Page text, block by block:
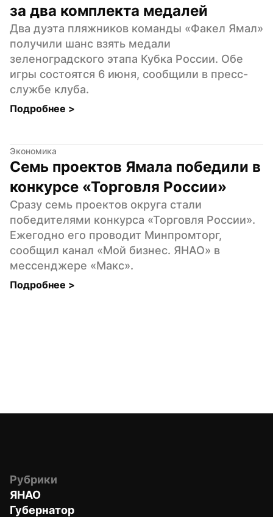
за два комплекта медалей
Два дуэта пляжников команды «Факел Ямал»
получили шанс взять медали
зеленоградского этапа Кубка России. Обе
игры состоятся 6 июня, сообщили в пресс-
службе клуба.
Подробнее >
Экономика
Семь проектов Ямала победили в
конкурсе «Торговля России»
Сразу семь проектов округа стали
победителями конкурса «Торговля России».
Ежегодно его проводит Минпромторг,
сообщил канал «Мой бизнес. ЯНАО» в
мессенджере «Макс».
Подробнее >
Рубрики
ЯНАО
Губернатор